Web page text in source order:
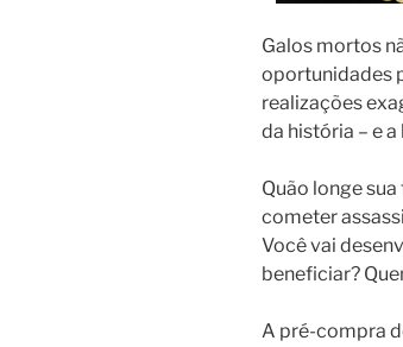
Galos mortos
oportunidades
realizações
da história – e
Quão longe
cometer
Você vai
beneficiar?
A pré-compra